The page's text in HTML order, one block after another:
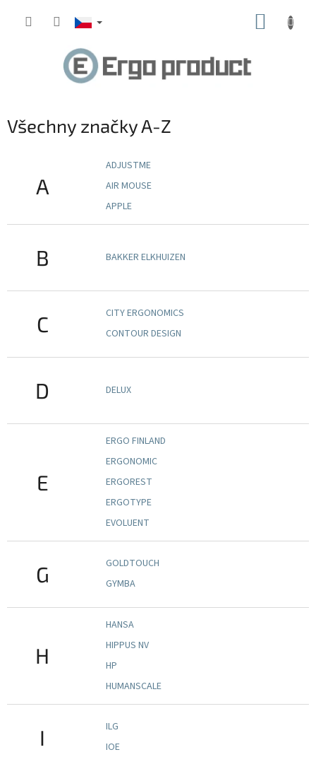
Všechny značky A-Z
A
ADJUSTME
AIR MOUSE
APPLE
B BAKKER ELKHUIZEN
C
CITY ERGONOMICS
CONTOUR DESIGN
D DELUX
E
ERGO FINLAND
ERGONOMIC
ERGOREST
ERGOTYPE
EVOLUENT
G
GOLDTOUCH
GYMBA
H
HANSA
HIPPUS NV
HP
HUMANSCALE
I
ILG
IOE